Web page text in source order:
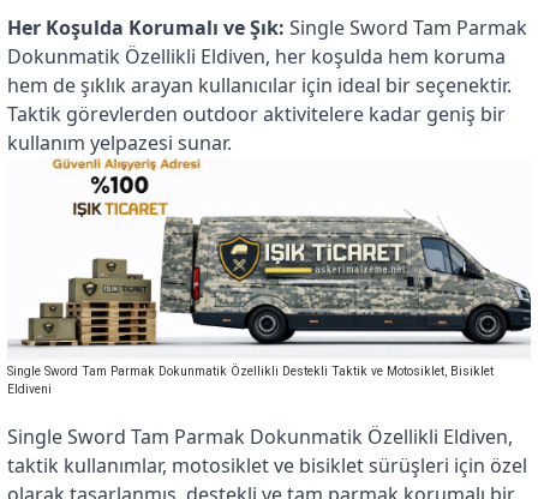
Her Koşulda Korumalı ve Şık: Single Sword Tam Parmak
Dokunmatik Özellikli Eldiven, her koşulda hem koruma
hem de şıklık arayan kullanıcılar için ideal bir seçenektir.
Taktik görevlerden outdoor aktivitelere kadar geniş bir
kullanım yelpazesi sunar.
Single Sword Tam Parmak Dokunmatik Özellikli Destekli Taktik ve Motosiklet, Bisiklet
Eldiveni
Single Sword Tam Parmak Dokunmatik Özellikli Eldiven,
taktik kullanımlar, motosiklet ve bisiklet sürüşleri için özel